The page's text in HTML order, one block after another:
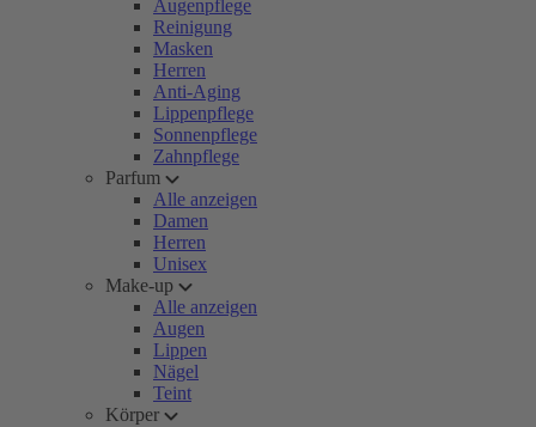
Augenpflege
Reinigung
Masken
Herren
Anti-Aging
Lippenpflege
Sonnenpflege
Zahnpflege
Parfum
Alle anzeigen
Damen
Herren
Unisex
Make-up
Alle anzeigen
Augen
Lippen
Nägel
Teint
Körper